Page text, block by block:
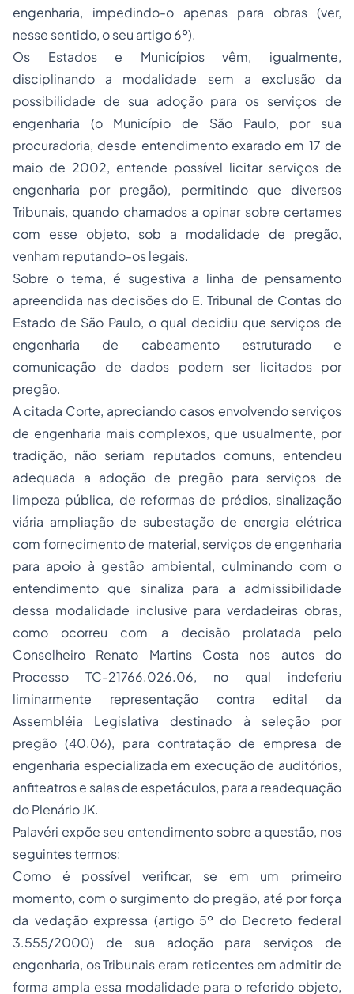
engenharia, impedindo-o apenas para obras (ver,
nesse sentido, o seu artigo 6º).
Os Estados e Municípios vêm, igualmente,
disciplinando a modalidade sem a exclusão da
possibilidade de sua adoção para os serviços de
engenharia (o Município de São Paulo, por sua
procuradoria, desde entendimento exarado em 17 de
maio de 2002, entende possível licitar serviços de
engenharia por pregão), permitindo que diversos
Tribunais, quando chamados a opinar sobre certames
com esse objeto, sob a modalidade de pregão,
venham reputando-os legais.
Sobre o tema, é sugestiva a linha de pensamento
apreendida nas decisões do E. Tribunal de Contas do
Estado de São Paulo, o qual decidiu que serviços de
engenharia de cabeamento estruturado e
comunicação de dados podem ser licitados por
pregão.
A citada Corte, apreciando casos envolvendo serviços
de engenharia mais complexos, que usualmente, por
tradição, não seriam reputados comuns, entendeu
adequada a adoção de pregão para serviços de
limpeza pública, de reformas de prédios, sinalização
viária ampliação de subestação de energia elétrica
com fornecimento de material, serviços de engenharia
para apoio à gestão ambiental, culminando com o
entendimento que sinaliza para a admissibilidade
dessa modalidade inclusive para verdadeiras obras,
como ocorreu com a decisão prolatada pelo
Conselheiro Renato Martins Costa nos autos do
Processo TC-21766.026.06, no qual indeferiu
liminarmente representação contra edital da
Assembléia Legislativa destinado à seleção por
pregão (40.06), para contratação de empresa de
engenharia especializada em execução de auditórios,
anfiteatros e salas de espetáculos, para a readequação
do Plenário JK.
Palavéri expõe seu entendimento sobre a questão, nos
seguintes termos:
Como é possível verificar, se em um primeiro
momento, com o surgimento do pregão, até por força
da vedação expressa (artigo 5º do Decreto federal
3.555/2000) de sua adoção para serviços de
engenharia, os Tribunais eram reticentes em admitir de
forma ampla essa modalidade para o referido objeto,